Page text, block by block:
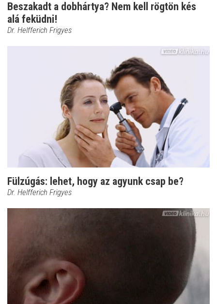
Beszakadt a dobhártya? Nem kell rögtön kés
alá feküdni!
Dr. Helfferich Frigyes
Fülzúgás: lehet, hogy az agyunk csap be?
Dr. Helfferich Frigyes